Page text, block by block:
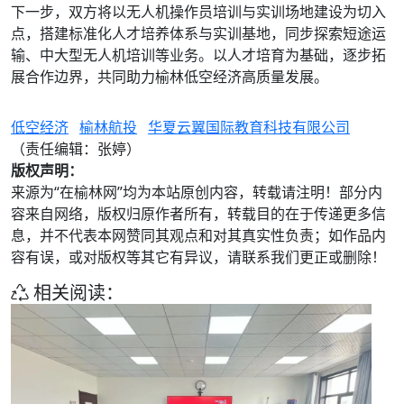
下一步，双方将以无人机操作员培训与实训场地建设为切入
点，搭建标准化人才培养体系与实训基地，同步探索短途运
输、中大型无人机培训等业务。以人才培育为基础，逐步拓
展合作边界，共同助力榆林低空经济高质量发展。
低空经济 榆林航投 华夏云翼国际教育科技有限公司
（责任编辑：张婷）
版权声明：
来源为“在榆林网”均为本站原创内容，转载请注明！部分内
容来自网络，版权归原作者所有，转载目的在于传递更多信
息，并不代表本网赞同其观点和对其真实性负责；如作品内
容有误，或对版权等其它有异议，请联系我们更正或删除！
相关阅读：